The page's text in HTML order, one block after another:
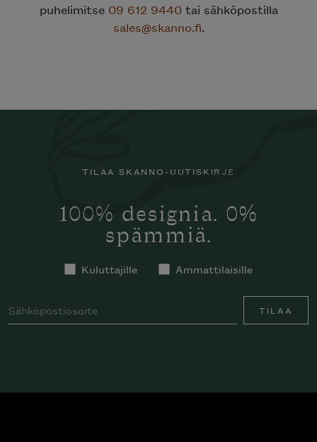
puhelimitse 09 612 9440tai sähköpostilla
sales@skanno.fi.
TILAA SKANNO-UUTISKIRJE
100% designia. 0%
spämmiä.
Kuluttajille Ammattilaisille
TILAA